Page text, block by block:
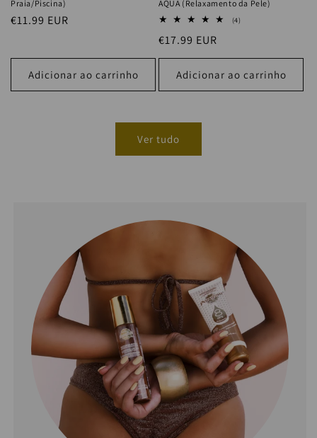
Praia/Piscina)
Preço
€11.99 EUR
Adicionar ao carrinho
AQUA (Relaxamento da Pele)
(4)
Preço
normal
€17.99 EUR
Adicionar ao carrinho
Ver tudo